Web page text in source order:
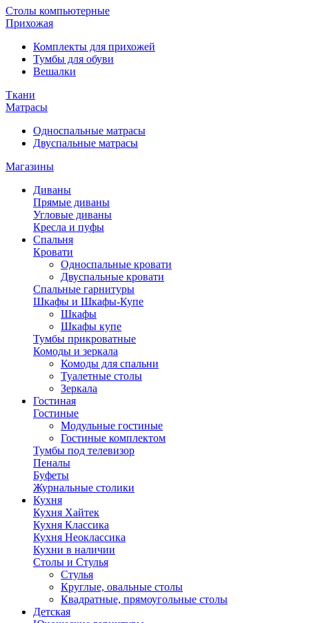
Столы компьютерные
Прихожая
Комплекты для прихожей
Тумбы для обуви
Вешалки
Ткани
Матрасы
Односпальные матрасы
Двуспальные матрасы
Магазины
Диваны
Прямые диваны
Угловые диваны
Кресла и пуфы
Спальня
Кровати
Односпальные кровати
Двуспальные кровати
Спальные гарнитуры
Шкафы и Шкафы-Купе
Шкафы
Шкафы купе
Тумбы прикроватные
Комоды и зеркала
Комоды для спальни
Туалетные столы
Зеркала
Гостиная
Гостиные
Модульные гостиные
Гостиные комплектом
Тумбы под телевизор
Пеналы
Буфеты
Журнальные столики
Кухня
Кухня Хайтек
Кухня Классика
Кухня Неоклассика
Кухни в наличии
Столы и Стулья
Стулья
Круглые, овальные столы
Квадратные, прямоугольные столы
Детская